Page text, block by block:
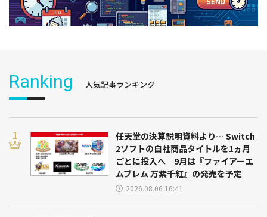
Ranking 人気記事ランキング
任天堂の決算説明資料より… Switch
2ソフトの自社商品タイトルを1ヵ月
ごとに投入へ 9月は『ファイアーエ
ムブレム 万紫千紅』の発売を予定
2026.08.06 16:41